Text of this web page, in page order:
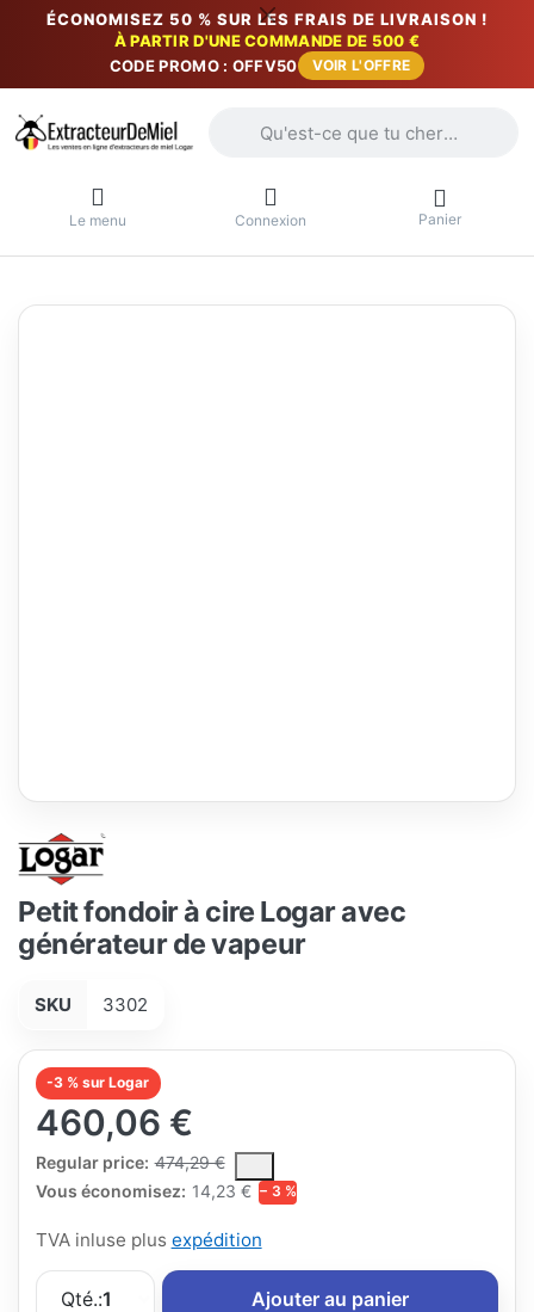
ÉCONOMISEZ 50 % SUR LES FRAIS DE LIVRAISON !
À PARTIR D'UNE COMMANDE DE 500 €
CODE PROMO : OFFV50
VOIR L'OFFRE
Le menu Connexion Panier
Petit fondoir à cire Logar avec
générateur de vapeur
SKU 3302
-3 % sur Logar
460,06 €
Regular price: 474,29 €
The Regular Price is the median selling price paid by
Vous économisez: 14,23 € − 3 %
TVA inluse plus expédition
Qté.:1 Ajouter au panier